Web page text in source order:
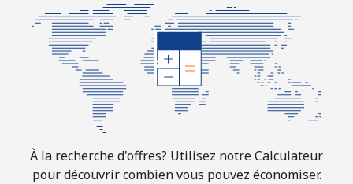
À la recherche d'offres? Utilisez notre Calculateur
pour découvrir combien vous pouvez économiser.